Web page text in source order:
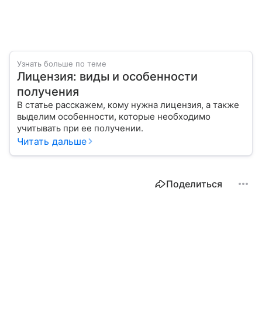
Узнать больше по теме
Лицензия: виды и особенности
получения
В статье расскажем, кому нужна лицензия, а также
выделим особенности, которые необходимо
учитывать при ее получении.
Читать дальше
Поделиться